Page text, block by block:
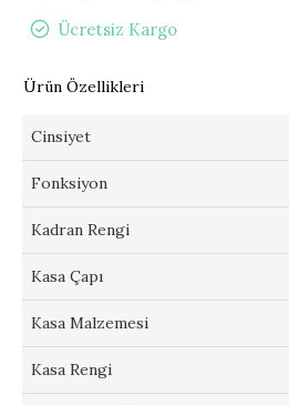
Ücretsiz Kargo
Ürün Özellikleri
Cinsiyet
Fonksiyon
Kadran Rengi
Kasa Çapı
Kasa Malzemesi
Kasa Rengi